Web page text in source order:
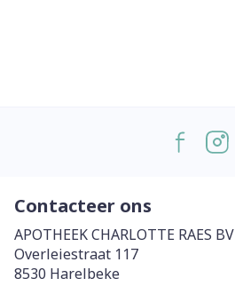
Contacteer ons
APOTHEEK CHARLOTTE RAES BV
Overleiestraat 117
8530 Harelbeke